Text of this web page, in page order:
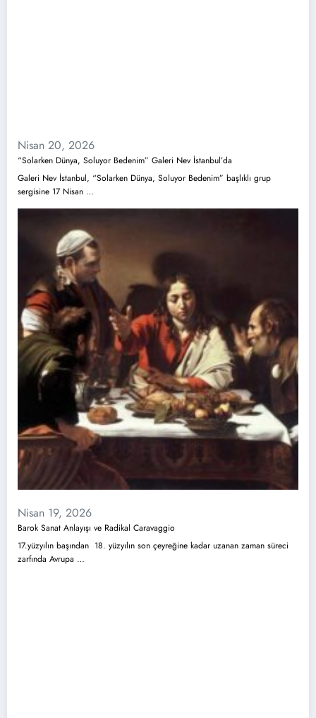
Nisan 20, 2026
“Solarken Dünya, Soluyor Bedenim” Galeri Nev İstanbul’da
Galeri Nev İstanbul, “Solarken Dünya, Soluyor Bedenim” başlıklı grup
sergisine 17 Nisan …
Nisan 19, 2026
Barok Sanat Anlayışı ve Radikal Caravaggio
17.yüzyılın başından 18. yüzyılın son çeyreğine kadar uzanan zaman süreci
zarfında Avrupa …